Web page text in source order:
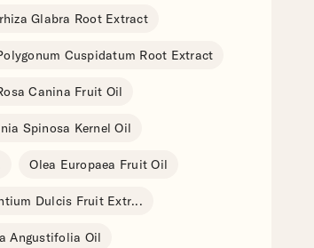
Glabra Root Extract
Cuspidatum Root Extract
Canina Fruit Oil
Spinosa Kernel Oil
Olea Europaea Fruit Oil
Dulcis Fruit Extr...
Angustifolia Oil